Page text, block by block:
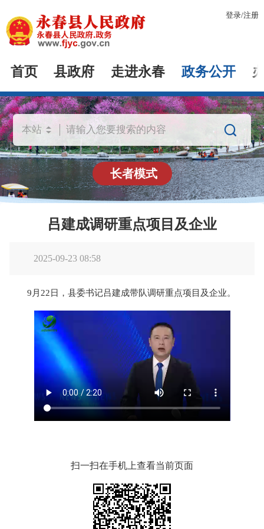
登录/注册
首页 县政府 走进永春 政务公开

长者模式
吕建成调研重点项目及企业
2025-09-23 08:58
9月22日，县委书记吕建成带队调研重点项目及企业。
扫一扫在手机上查看当前页面